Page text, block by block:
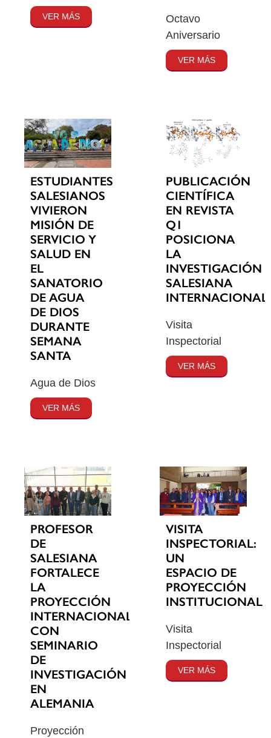
VER MÁS
Octavo
Aniversario
VER MÁS
ESTUDIANTES
SALESIANOS
VIVIERON
MISIÓN DE
SERVICIO Y
SALUD EN
EL
SANATORIO
DE AGUA
DE DIOS
DURANTE
SEMANA
SANTA
Agua de Dios
VER MÁS
PUBLICACIÓN
CIENTÍFICA
EN REVISTA
Q1
POSICIONA
LA
INVESTIGACIÓN
SALESIANA
Visita
Inspectorial
VER MÁS
PROFESOR
DE
SALESIANA
FORTALECE
LA
PROYECCIÓN
INTERNACIONAL
CON
SEMINARIO
DE
INVESTIGACIÓN
EN
ALEMANIA
Proyección
VISITA
INSPECTORIAL:
UN
ESPACIO DE
PROYECCIÓN
INSTITUCIONAL
Visita
Inspectorial
VER MÁS